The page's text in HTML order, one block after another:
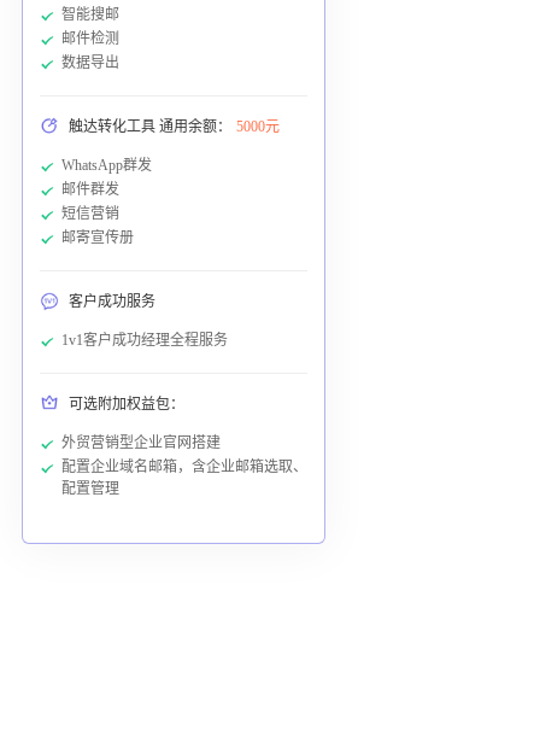
智能搜邮
邮件检测
数据导出
触达转化工具 通用余额： 5000元
WhatsApp群发
邮件群发
短信营销
邮寄宣传册
客户成功服务
1v1客户成功经理全程服务
可选附加权益包：
外贸营销型企业官网搭建
配置企业域名邮箱，含企业邮箱选取、
配置管理